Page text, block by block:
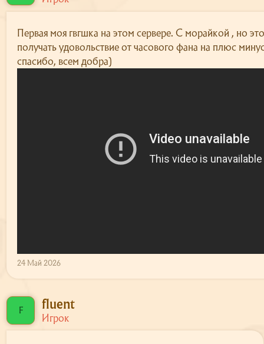
Первая моя гвгшка на этом сервере. С морайкой , но
получать удовольствие от часового фана на плюс
спасибо, всем добра)
24 Май 2026
F fluent
Игрок